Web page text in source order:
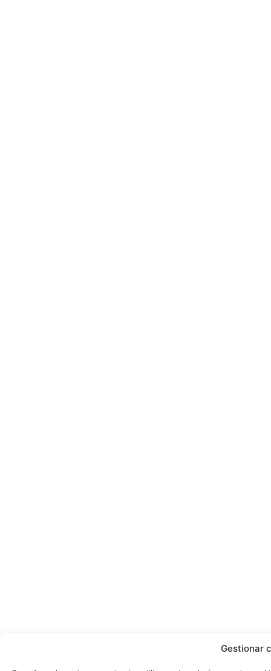
Gestionar